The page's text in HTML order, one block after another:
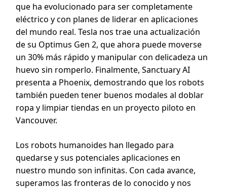
que ha evolucionado para ser completamente
eléctrico y con planes de liderar en aplicaciones
del mundo real. Tesla nos trae una actualización
de su Optimus Gen 2, que ahora puede moverse
un 30% más rápido y manipular con delicadeza un
huevo sin romperlo. Finalmente, Sanctuary AI
presenta a Phoenix, demostrando que los robots
también pueden tener buenos modales al doblar
ropa y limpiar tiendas en un proyecto piloto en
Vancouver.
Los robots humanoides han llegado para
quedarse y sus potenciales aplicaciones en
nuestro mundo son infinitas. Con cada avance,
superamos las fronteras de lo conocido y nos